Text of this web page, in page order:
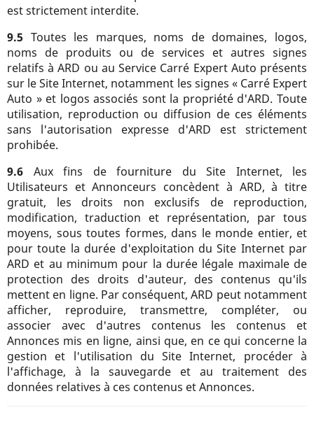
est strictement interdite.
9.5 Toutes les marques, noms de domaines, logos,
noms de produits ou de services et autres signes
relatifs à ARD ou au Service Carré Expert Auto présents
sur le Site Internet, notamment les signes « Carré Expert
Auto » et logos associés sont la propriété d'ARD. Toute
utilisation, reproduction ou diffusion de ces éléments
sans l'autorisation expresse d'ARD est strictement
prohibée.
9.6 Aux fins de fourniture du Site Internet, les
Utilisateurs et Annonceurs concèdent à ARD, à titre
gratuit, les droits non exclusifs de reproduction,
modification, traduction et représentation, par tous
moyens, sous toutes formes, dans le monde entier, et
pour toute la durée d'exploitation du Site Internet par
ARD et au minimum pour la durée légale maximale de
protection des droits d'auteur, des contenus qu'ils
mettent en ligne. Par conséquent, ARD peut notamment
afficher, reproduire, transmettre, compléter, ou
associer avec d'autres contenus les contenus et
Annonces mis en ligne, ainsi que, en ce qui concerne la
gestion et l'utilisation du Site Internet, procéder à
l'affichage, à la sauvegarde et au traitement des
données relatives à ces contenus et Annonces.